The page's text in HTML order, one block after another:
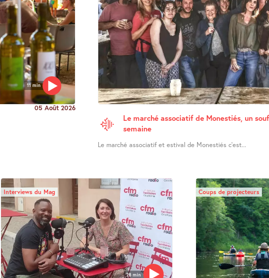
11 min
05 Août 2026
Le marché associatif de Monestiés, un
semaine
Le marché associatif et estival de Monestiés c’est...
28 min
Interviews du Mag Coups de projecteurs